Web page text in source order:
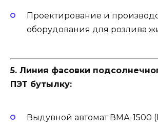
Проектирование и
оборудования для розлива
5. Линия фасовки
ПЭТ бутылку:
Выдувной автомат ВМА-1500